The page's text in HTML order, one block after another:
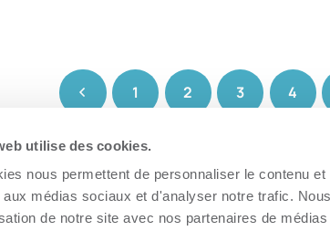
utilise des cookies.
nous permettent de personnaliser le contenu
aux médias sociaux et d'analyser notre trafic.
de notre site avec nos partenaires de
1 2 3 4